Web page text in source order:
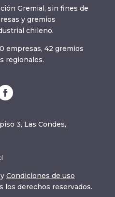
Gremial, sin fines de
y gremios
chileno.
empresas, 42 gremios
regionales.
3, Las Condes,
y Condiciones de uso
los derechos reservados.